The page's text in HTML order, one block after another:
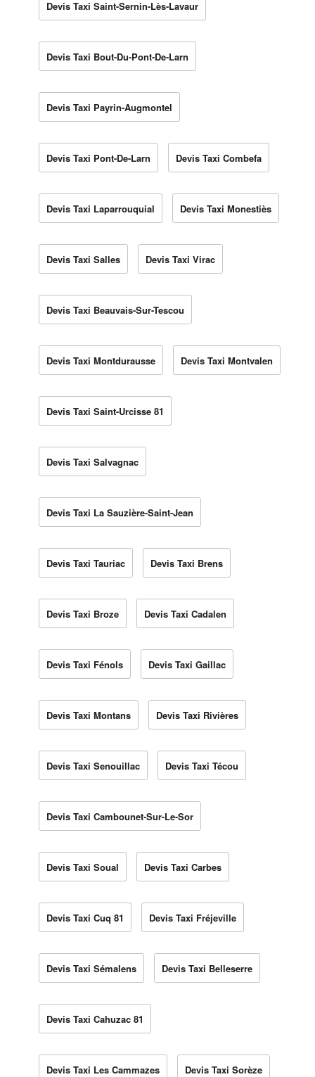
Devis Taxi Saint-Sernin-Lès-Lavaur
Devis Taxi Bout-Du-Pont-De-Larn
Devis Taxi Payrin-Augmontel
Devis Taxi Pont-De-Larn Devis Taxi Combefa
Devis Taxi Laparrouquial Devis Taxi Monestiès
Devis Taxi Salles Devis Taxi Virac
Devis Taxi Beauvais-Sur-Tescou
Devis Taxi Montdurausse Devis Taxi Montvalen
Devis Taxi Saint-Urcisse 81
Devis Taxi Salvagnac
Devis Taxi La Sauzière-Saint-Jean
Devis Taxi Tauriac Devis Taxi Brens
Devis Taxi Broze Devis Taxi Cadalen
Devis Taxi Fénols Devis Taxi Gaillac
Devis Taxi Montans Devis Taxi Rivières
Devis Taxi Senouillac Devis Taxi Técou
Devis Taxi Cambounet-Sur-Le-Sor
Devis Taxi Soual Devis Taxi Carbes
Devis Taxi Cuq 81 Devis Taxi Fréjeville
Devis Taxi Sémalens Devis Taxi Belleserre
Devis Taxi Cahuzac 81
Devis Taxi Les Cammazes Devis Taxi Sorèze